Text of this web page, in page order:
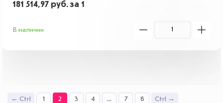
181 514,97 руб.за 1
В наличии
← Ctrl 1 2 3 4 ... 7 8 Ctrl →